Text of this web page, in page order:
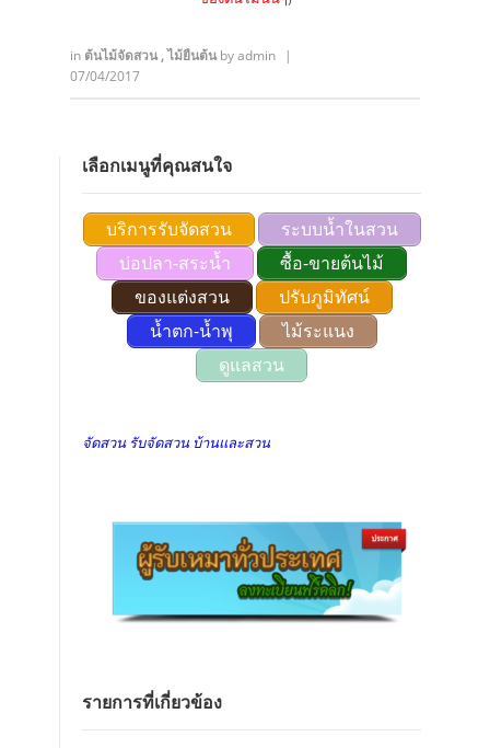
in ต้นไม้จัดสวน,ไม้ยืนต้นbyadmin
|
07/04/2017
เลือกเมนูที่คุณสนใจ
บริการรับจัดสวน
ระบบน้ำในสวน
บ่อปลา-สระน้ำ
ซื้อ-ขายต้นไม้
ของแต่งสวน
ปรับภูมิทัศน์
น้ำตก-น้ำพุ
ไม้ระแนง
ดูแลสวน
จัดสวน รับจัดสวน บ้านและสวน
รายการที่เกี่ยวข้อง